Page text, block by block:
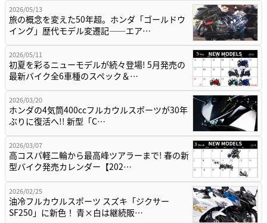
2026/05/13
旅の概念を変えた50年超。ホンダ「ゴールドウ
イング」歴代モデル変遷記——エア…
2026/05/11
初夏を彩るニューモデルが続々登場! 5月発売の
最新バイク全6車種のスペック＆…
2026/03/20
ホンダの4気筒400ccフルカウルスポーツが30年
ぶりに復活へ!! 新型「C…
2026/03/07
高コスパ軽二輪から最高峰ツアラーまで! 春の新
型バイク発売カレンダー【202…
2026/02/25
油冷フルカウルスポーツ スズキ「ジクサー
SF250」に新色！ 青×白は継続販…